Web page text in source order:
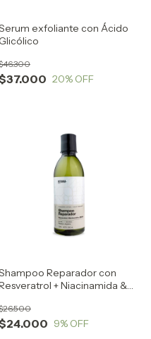
exfoliante con Ácido
Glicólico
20% OFF
Reparador con
+ Niacinamida &
9% OFF